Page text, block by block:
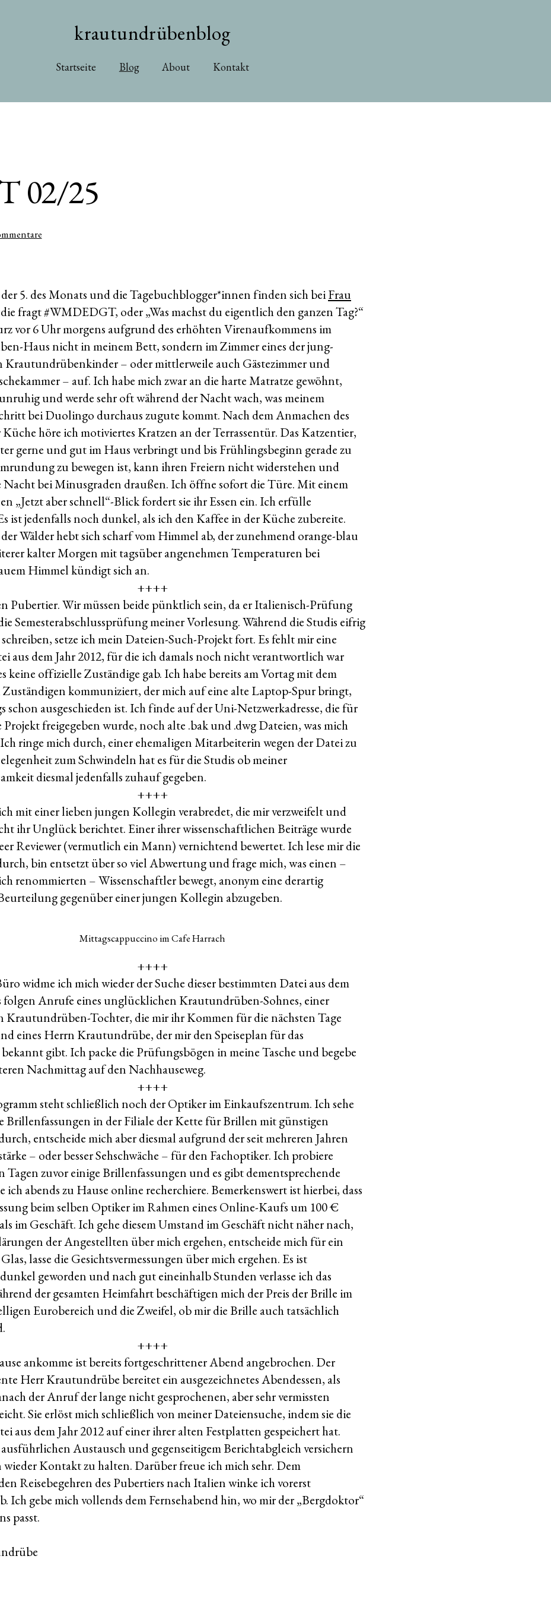
krautundrübenblog
Startseite Blog About Kontakt
02/25
zu
der 5. des Monats und die Tagebuchblogger*innen finden sich beiFrau
fragt #WMDEDGT, oder „Was machst du eigentlich den ganzen Tag?“
vor 6 Uhr morgens aufgrund des erhöhten Virenaufkommens im
Haus nicht in meinem Bett, sondern im Zimmer eines der jung-
Krautundrübenkinder – oder mittlerweile auch Gästezimmer und
– auf. Ich habe mich zwar an die harte Matratze gewöhnt,
und werde sehr oft während der Nacht wach, was meinem
bei Duolingo durchaus zugute kommt. Nach dem Anmachen des
höre ich motiviertes Kratzen an der Terrassentür. Das Katzentier,
gerne und gut im Haus verbringt und bis Frühlingsbeginn gerade zu
zu bewegen ist, kann ihren Freiern nicht widerstehen und
Nacht bei Minusgraden draußen. Ich öffne sofort die Türe. Mit einem
„Jetzt aber schnell“-Blick fordert sie ihr Essen ein. Ich erfülle
ist jedenfalls noch dunkel, als ich den Kaffee in der Küche zubereite.
Wälder hebt sich scharf vom Himmel ab, der zunehmend orange-blau
kalter Morgen mit tagsüber angenehmen Temperaturen bei
Himmel kündigt sich an.
++++
Pubertier. Wir müssen beide pünktlich sein, da er Italienisch-Prüfung
Semesterabschlussprüfung meiner Vorlesung. Während die Studis eifrig
setze ich mein Dateien-Such-Projekt fort. Es fehlt mir eine
aus dem Jahr 2012, für die ich damals noch nicht verantwortlich war
keine offizielle Zuständige gab. Ich habe bereits am Vortag mit dem
kommuniziert, der mich auf eine alte Laptop-Spur bringt,
schon ausgeschieden ist. Ich finde auf der Uni-Netzwerkadresse, die für
Projekt freigegeben wurde, noch alte .bak und .dwg Dateien, was mich
ringe mich durch, einer ehemaligen Mitarbeiterin wegen der Datei zu
zum Schwindeln hat es für die Studis ob meiner
diesmal jedenfalls zuhauf gegeben.
++++
mit einer lieben jungen Kollegin verabredet, die mir verzweifelt und
ihr Unglück berichtet. Einer ihrer wissenschaftlichen Beiträge wurde
Reviewer (vermutlich ein Mann) vernichtend bewertet. Ich lese mir die
bin entsetzt über so viel Abwertung und frage mich, was einen –
renommierten – Wissenschaftler bewegt, anonym eine derartig
gegenüber einer jungen Kollegin abzugeben.
Mittagscappuccino im Cafe Harrach
++++
widme ich mich wieder der Suche dieser bestimmten Datei aus dem
folgen Anrufe eines unglücklichen Krautundrüben-Sohnes, einer
Krautundrüben-Tochter, die mir ihr Kommen für die nächsten Tage
eines Herrn Krautundrübe, der mir den Speiseplan für das
gibt. Ich packe die Prüfungsbögen in meine Tasche und begebe
Nachmittag auf den Nachhauseweg.
++++
steht schließlich noch der Optiker im Einkaufszentrum. Ich sehe
Brillenfassungen in der Filiale der Kette für Brillen mit günstigen
entscheide mich aber diesmal aufgrund der seit mehreren Jahren
– oder besser Sehschwäche – für den Fachoptiker. Ich probiere
Tagen zuvor einige Brillenfassungen und es gibt dementsprechende
ich abends zu Hause online recherchiere. Bemerkenswert ist hierbei, dass
beim selben Optiker im Rahmen eines Online-Kaufs um 100 €
im Geschäft. Ich gehe diesem Umstand im Geschäft nicht näher nach,
der Angestellten über mich ergehen, entscheide mich für ein
lasse die Gesichtsvermessungen über mich ergehen. Es ist
geworden und nach gut eineinhalb Stunden verlasse ich das
der gesamten Heimfahrt beschäftigen mich der Preis der Brille im
Eurobereich und die Zweifel, ob mir die Brille auch tatsächlich
++++
ankomme ist bereits fortgeschrittener Abend angebrochen. Der
Herr Krautundrübe bereitet ein ausgezeichnetes Abendessen, als
der Anruf der lange nicht gesprochenen, aber sehr vermissten
Sie erlöst mich schließlich von meiner Dateiensuche, indem sie die
aus dem Jahr 2012 auf einer ihrer alten Festplatten gespeichert hat.
Austausch und gegenseitigem Berichtabgleich versichern
Kontakt zu halten. Darüber freue ich mich sehr. Dem
Reisebegehren des Pubertiers nach Italien winke ich vorerst
Ich gebe mich vollends dem Fernsehabend hin, wo mir der „Bergdoktor“
passt.